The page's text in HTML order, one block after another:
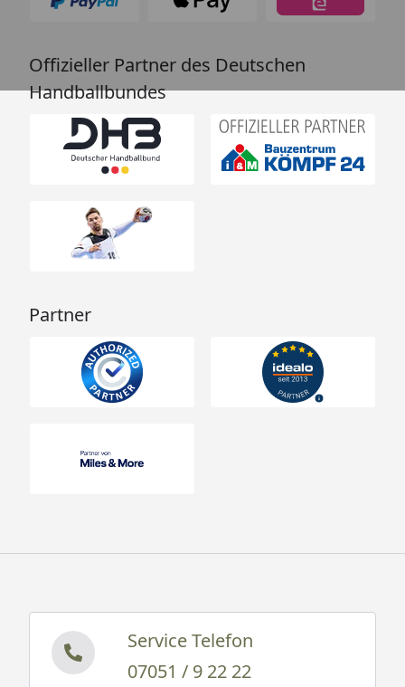
Offizieller Partner des Deutschen
Handballbundes
Partner
Service Telefon
07051 / 9 22 22